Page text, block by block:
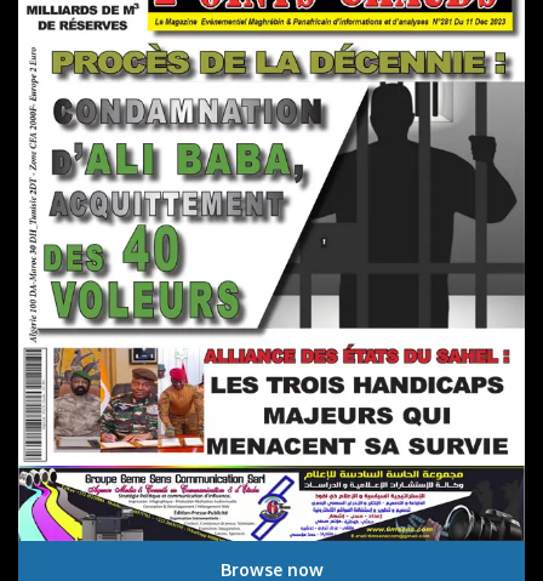
Browse now